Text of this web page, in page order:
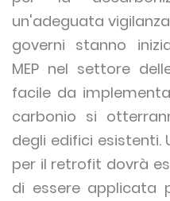
un'adeguata
governi stanno
MEP nel settore
facile da
carbonio si
degli edifici esistenti.
per il retrofit dovrà
di essere applicata